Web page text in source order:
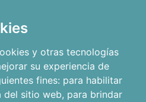
y otras tecnologías
su experiencia de
fines: para habilitar
del sitio web, para brindar